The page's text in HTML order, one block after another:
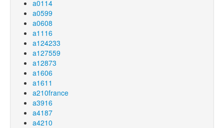
a0114
a0599
a0608
a1116
a124233
a127559
a12873
a1606
a1611
a210france
a3916
a4187
a4210